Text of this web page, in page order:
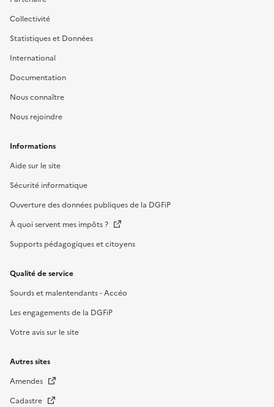
Collectivité
Statistiques et Données
International
Documentation
Nous connaître
Nous rejoindre
Informations
Aide sur le site
Sécurité informatique
Ouverture des données publiques de la DGFiP
À quoi servent mes impôts ?
Supports pédagogiques et citoyens
Qualité de service
Sourds et malentendants - Accéo
Les engagements de la DGFiP
Votre avis sur le site
Autres sites
Amendes
Cadastre